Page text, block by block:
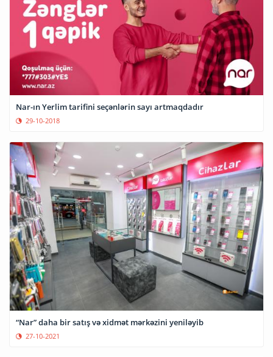
Nar-ın Yerlim tarifini seçənlərin sayı artmaqdadır
29-10-2018
“Nar” daha bir satış və xidmət mərkəzini yeniləyib
27-10-2021